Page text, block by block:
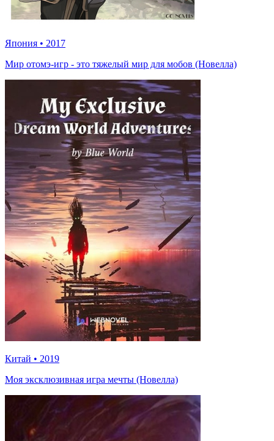
Япония • 2017
Мир отомэ-игр - это тяжелый мир для мобов (Новелла)
Китай • 2019
Моя эксклюзивная игра мечты (Новелла)